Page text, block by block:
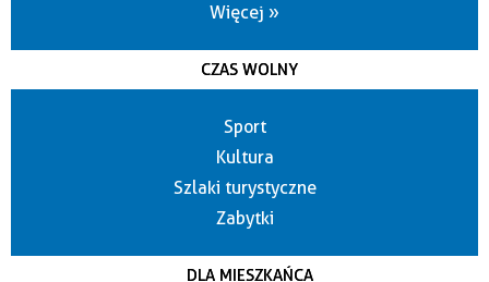
Więcej »
CZAS WOLNY
Sport
Kultura
Szlaki turystyczne
Zabytki
DLA MIESZKAŃCA